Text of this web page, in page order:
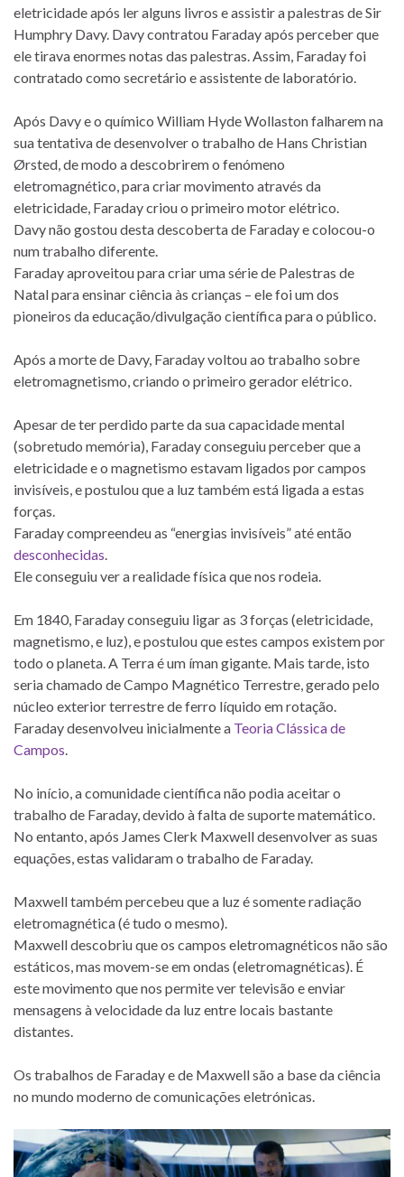
eletricidade após ler alguns livros e assistir a palestras de Sir
Humphry Davy. Davy contratou Faraday após perceber que
ele tirava enormes notas das palestras. Assim, Faraday foi
contratado como secretário e assistente de laboratório.
Após Davy e o químico William Hyde Wollaston falharem na
sua tentativa de desenvolver o trabalho de Hans Christian
Ørsted, de modo a descobrirem o fenómeno
eletromagnético, para criar movimento através da
eletricidade, Faraday criou o primeiro motor elétrico.
Davy não gostou desta descoberta de Faraday e colocou-o
num trabalho diferente.
Faraday aproveitou para criar uma série de Palestras de
Natal para ensinar ciência às crianças – ele foi um dos
pioneiros da educação/divulgação científica para o público.
Após a morte de Davy, Faraday voltou ao trabalho sobre
eletromagnetismo, criando o primeiro gerador elétrico.
Apesar de ter perdido parte da sua capacidade mental
(sobretudo memória), Faraday conseguiu perceber que a
eletricidade e o magnetismo estavam ligados por campos
invisíveis, e postulou que a luz também está ligada a estas
forças.
Faraday compreendeu as “energias invisíveis” até então
desconhecidas
Ele conseguiu ver a realidade física que nos rodeia.
Em 1840, Faraday conseguiu ligar as 3 forças (eletricidade,
magnetismo, e luz), e postulou que estes campos existem por
todo o planeta. A Terra é um íman gigante. Mais tarde, isto
seria chamado de Campo Magnético Terrestre, gerado pelo
núcleo exterior terrestre de ferro líquido em rotação.
Faraday desenvolveu inicialmente a Teoria Clássica de
Campos
No início, a comunidade científica não podia aceitar o
trabalho de Faraday, devido à falta de suporte matemático.
No entanto, após James Clerk Maxwell desenvolver as suas
equações, estas validaram o trabalho de Faraday.
Maxwell também percebeu que a luz é somente radiação
eletromagnética (é tudo o mesmo).
Maxwell descobriu que os campos eletromagnéticos não são
estáticos, mas movem-se em ondas (eletromagnéticas). É
este movimento que nos permite ver televisão e enviar
mensagens à velocidade da luz entre locais bastante
distantes.
Os trabalhos de Faraday e de Maxwell são a base da ciência
no mundo moderno de comunicações eletrónicas.